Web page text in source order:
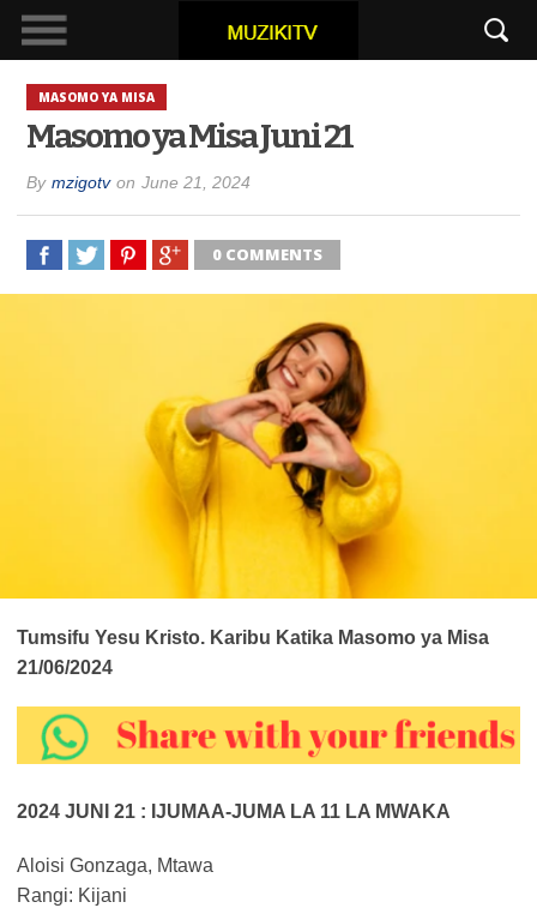
MASOMO YA MISA
Masomo ya Misa Juni 21
By mzigotv on June 21, 2024
0 COMMENTS
Tumsifu Yesu Kristo. Karibu Katika Masomo ya Misa
21/06/2024
2024 JUNI 21 : IJUMAA-JUMA LA 11 LA MWAKA
Aloisi Gonzaga, Mtawa
Rangi: Kijani